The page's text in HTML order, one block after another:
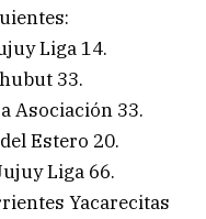
Liga 14.
33.
Asociación 33.
Estero 20.
Liga 66.
Yacarecitas